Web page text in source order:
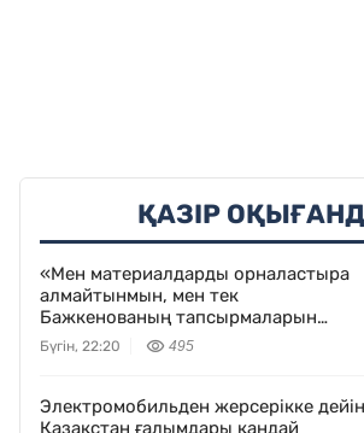
ҚАЗІР
«Мен материалдарды орналастыра
алмайтынмын, мен тек
Бажкенованың тапсырмаларын
орындадым» – Orda.kz-тің бұрынғы
тілшісі Дүйсенованың мәлімдемесі
Бүгін, 22:20 495
Электромобильден жерсерікке
Қазақстан ғалымдары қандай